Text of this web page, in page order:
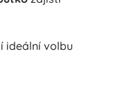
ideální volbu